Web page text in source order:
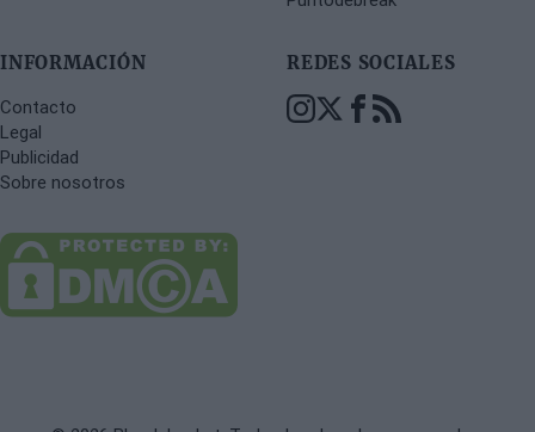
INFORMACIÓN
Contacto
Legal
Publicidad
Sobre nosotros
REDES SOCIALES